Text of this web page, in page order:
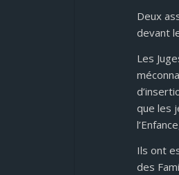
Deux
devant
Les
que les
Ils ont
des